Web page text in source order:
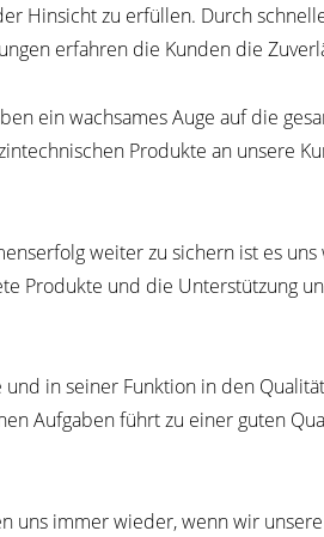
Hinsicht zu erfüllen. Durch
erfahren die Kunden die
ein wachsames Auge auf die
Produkte an unsere
weiter zu sichern ist es
Produkte und die Unterstützung
in seiner Funktion in den
Aufgaben führt zu einer guten
uns immer wieder, wenn wir